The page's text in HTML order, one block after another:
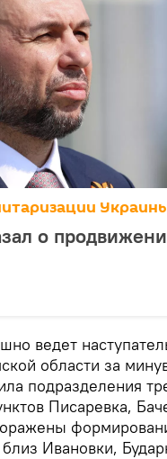
о
ведет
области за
подразделения
Писаревка,
Ивановки,